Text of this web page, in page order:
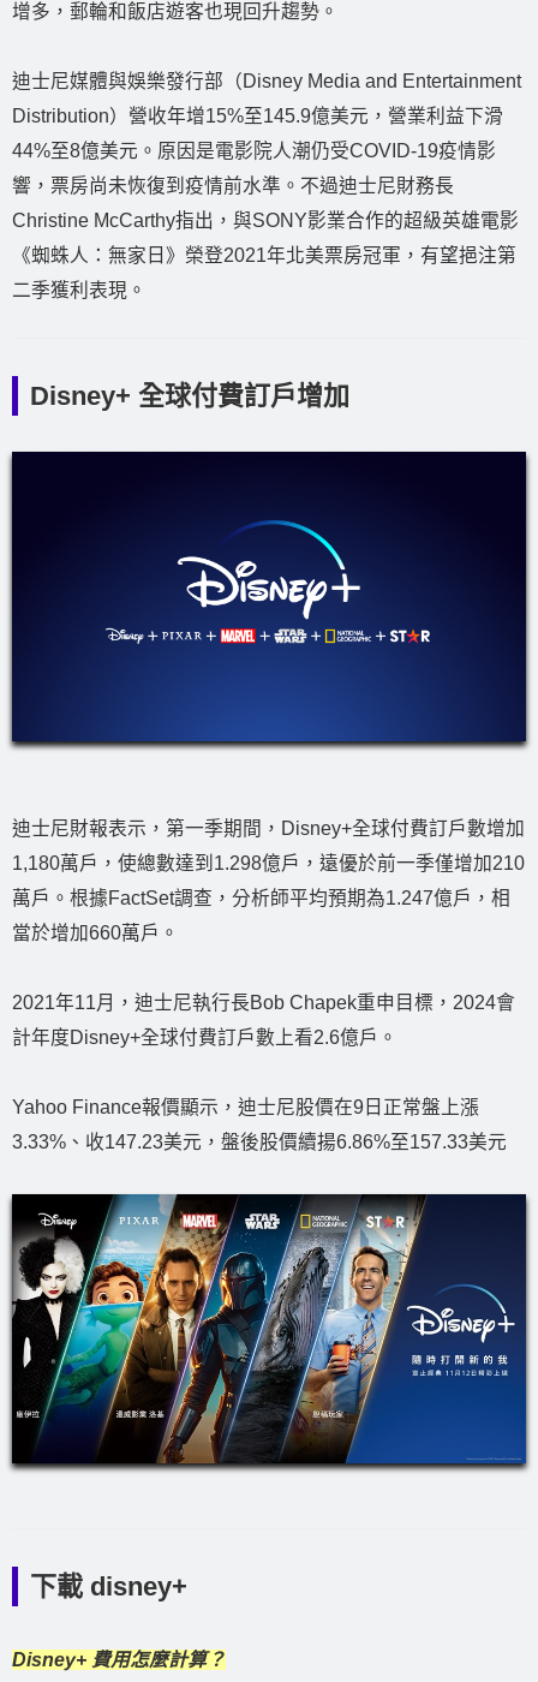
增多，郵輪和飯店遊客也現回升趨勢。
迪士尼媒體與娛樂發行部（Disney Media and Entertainment
Distribution）營收年增15%至145.9億美元，營業利益下滑
44%至8億美元。原因是電影院人潮仍受COVID-19疫情影
響，票房尚未恢復到疫情前水準。不過迪士尼財務長
Christine McCarthy指出，與SONY影業合作的超級英雄電影
《蜘蛛人：無家日》榮登2021年北美票房冠軍，有望挹注第
二季獲利表現。
Disney+ 全球付費訂戶增加
迪士尼財報表示，第一季期間，Disney+全球付費訂戶數增加
1,180萬戶，使總數達到1.298億戶，遠優於前一季僅增加210
萬戶。根據FactSet調查，分析師平均預期為1.247億戶，相
當於增加660萬戶。
2021年11月，迪士尼執行長Bob Chapek重申目標，2024會
計年度Disney+全球付費訂戶數上看2.6億戶。
Yahoo Finance報價顯示，迪士尼股價在9日正常盤上漲
3.33%、收147.23美元，盤後股價續揚6.86%至157.33美元
下載 disney+
Disney+ 費用怎麼計算？